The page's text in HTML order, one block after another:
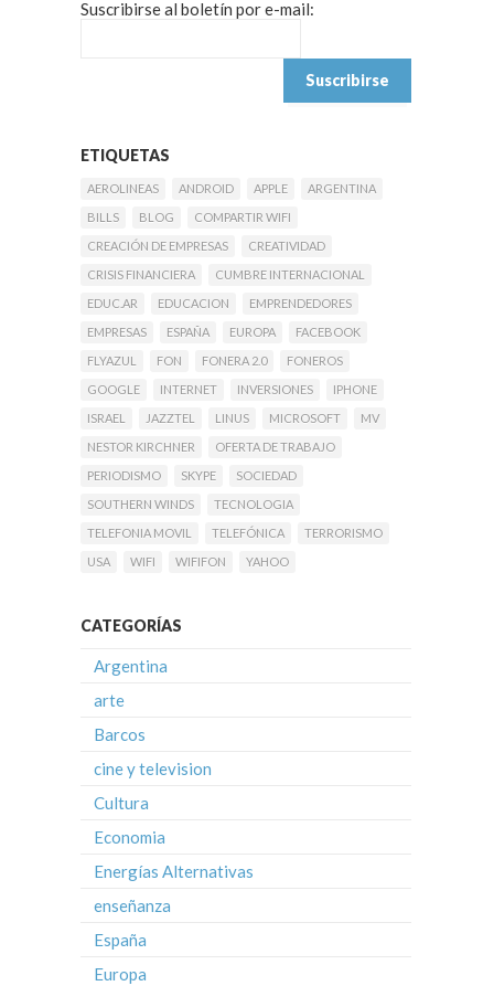
Suscribirse al boletín por e-mail:
ETIQUETAS
AEROLINEAS ANDROID APPLE
ARGENTINA
BILLS
BLOG
COMPARTIR WIFI
CREACIÓN DE EMPRESAS
CREATIVIDAD
CRISIS FINANCIERA
CUMBRE INTERNACIONAL
EDUC.AR
EDUCACION
EMPRENDEDORES
EMPRESAS
ESPAÑA EUROPA
FACEBOOK
FLYAZUL
FON FONERA 2.0
FONEROS
GOOGLE
INTERNET INVERSIONES
IPHONE
ISRAEL
JAZZTEL LINUS MICROSOFT
MV
NESTOR KIRCHNER
OFERTA DE TRABAJO
PERIODISMO
SKYPE
SOCIEDAD
SOUTHERN WINDS
TECNOLOGIA
TELEFONIA MOVIL
TELEFÓNICA
TERRORISMO
USA
WIFI WIFIFON YAHOO
CATEGORÍAS
Argentina
arte
Barcos
cine y television
Cultura
Economia
Energías Alternativas
enseñanza
España
Europa